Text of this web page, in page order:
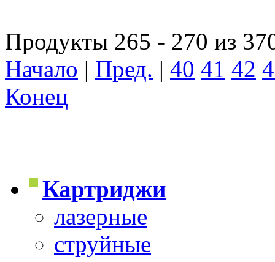
Продукты 265 - 270 из
Начало | Пред. | 40 41 42
Конец
Картриджи
лазерные
струйные